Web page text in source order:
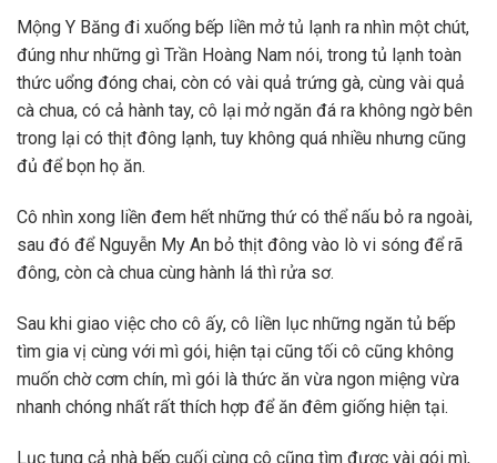
Mộng Y Băng đi xuống bếp liền mở tủ lạnh ra nhìn một chút,
đúng như những gì Trần Hoàng Nam nói, trong tủ lạnh toàn
thức uổng đóng chai, còn có vài quả trứng gà, cùng vài quả
cà chua, có cả hành tay, cô lại mở ngăn đá ra không ngờ bên
trong lại có thịt đông lạnh, tuy không quá nhiều nhưng cũng
đủ để bọn họ ăn.
Cô nhìn xong liền đem hết những thứ có thể nấu bỏ ra ngoài,
sau đó để Nguyễn My An bỏ thịt đông vào lò vi sóng để rã
đông, còn cà chua cùng hành lá thì rửa sơ.
Sau khi giao việc cho cô ấy, cô liền lục những ngăn tủ bếp
tìm gia vị cùng với mì gói, hiện tại cũng tối cô cũng không
muốn chờ cơm chín, mì gói là thức ăn vừa ngon miệng vừa
nhanh chóng nhất rất thích hợp để ăn đêm giống hiện tại.
Lục tung cả nhà bếp cuối cùng cô cũng tìm được vài gói mì,